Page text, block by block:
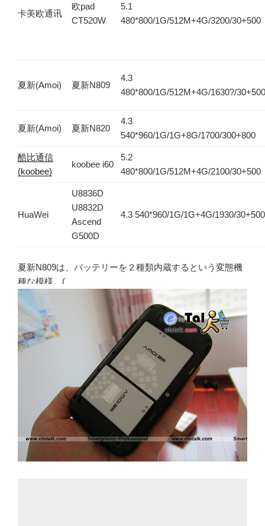
卡美欧通讯
欧pad
CT520W
5.1
480*800/1G/512M+4G/3200/30+500
夏新(Amoi) 夏新N809
4.3
480*800/1G/512M+4G/1630?/30+500
夏新(Amoi) 夏新N820
4.3
540*960/1G/1G+8G/1700/300+800
酷比通信
(koobee)
koobee i60
5.2
480*800/1G/512M+4G/2100/30+500
HuaWei
U8836D
U8832D
Ascend
G500D
4.3 540*960/1G/1G+4G/1930/30+500
夏新N809は、バッテリーを２種類内蔵するという変態機
種な模様。(